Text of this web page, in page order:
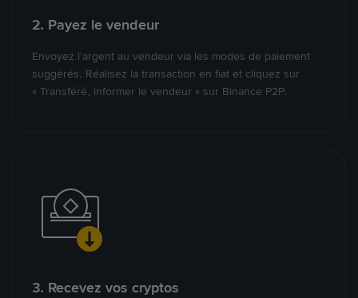
2. Payez le vendeur
Envoyez l’argent au vendeur via les modes de paiement
suggérés. Réalisez la transaction en fiat et cliquez sur
« Transféré, informer le vendeur » sur Binance P2P.
3. Recevez vos cryptos